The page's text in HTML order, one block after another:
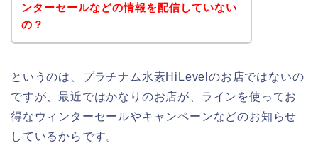
ンターセールなどの情報を配信していない
の？
というのは、プラチナム水素HiLevelのお店ではないの
ですが、最近ではかなりのお店が、ラインを使ってお
得なウィンターセールやキャンペーンなどのお知らせ
しているからです。